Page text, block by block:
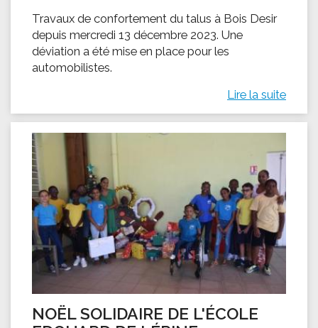
Travaux de confortement du talus à Bois Desir
depuis mercredi 13 décembre 2023. Une
déviation a été mise en place pour les
automobilistes.
Lire la suite
NOËL SOLIDAIRE DE L'ÉCOLE